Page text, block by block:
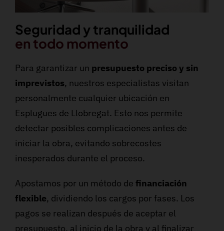
Seguridad y tranquilidad
en todo momento
Para garantizar un presupuesto preciso y sin
imprevistos, nuestros especialistas visitan
personalmente cualquier ubicación en
Esplugues de Llobregat. Esto nos permite
detectar posibles complicaciones antes de
iniciar la obra, evitando sobrecostes
inesperados durante el proceso.
Apostamos por un método de financiación
flexible, dividiendo los cargos por fases. Los
pagos se realizan después de aceptar el
presupuesto, al inicio de la obra y al finalizar